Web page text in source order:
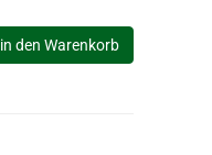
in den Warenkorb